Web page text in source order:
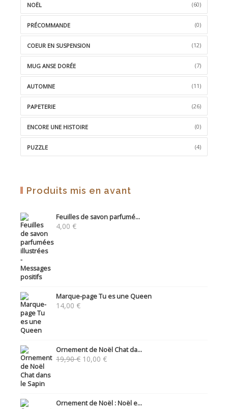
NOËL (60)
PRÉCOMMANDE (0)
COEUR EN SUSPENSION (12)
MUG ANSE DORÉE (7)
AUTOMNE (11)
PAPETERIE (26)
ENCORE UNE HISTOIRE (0)
PUZZLE (4)
Produits mis en avant
Feuilles de savon parfumé...
4,00 €
Marque-page Tu es une Queen
14,00 €
Ornement de Noël Chat da...
19,90€ Le
10,00 €Le
Ornement de Noël : Noël e...